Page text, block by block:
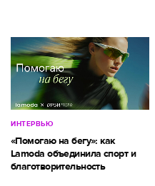
ИНТЕРВЬЮ
«Помогаю на бегу»: как
Lamoda объединила спорт и
благотворительность